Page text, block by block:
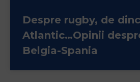
Accessibility
screen
Despre rugby, de
Atlantic…Opinii
Belgia-Spania